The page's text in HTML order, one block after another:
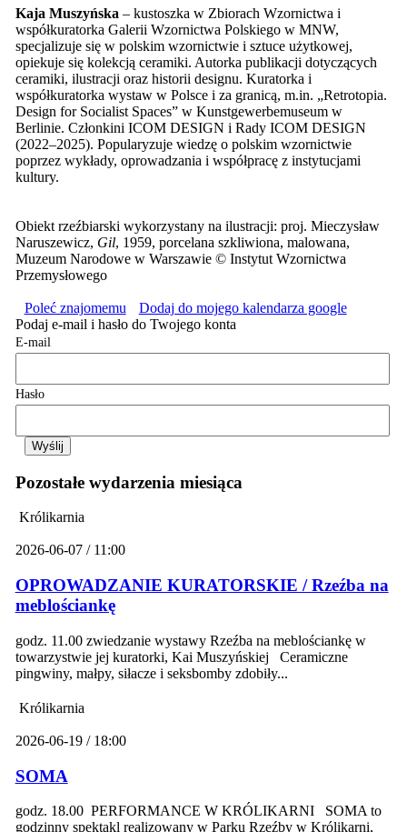
Kaja Muszyńska – kustoszka w Zbiorach Wzornictwa i
współkuratorka Galerii Wzornictwa Polskiego w MNW,
specjalizuje się w polskim wzornictwie i sztuce użytkowej,
opiekuje się kolekcją ceramiki. Autorka publikacji dotyczących
ceramiki, ilustracji oraz historii designu. Kuratorka i
współkuratorka wystaw w Polsce i za granicą, m.in. „Retrotopia.
Design for Socialist Spaces” w Kunstgewerbemuseum w
Berlinie. Członkini ICOM DESIGN i Rady ICOM DESIGN
(2022–2025). Popularyzuje wiedzę o polskim wzornictwie
poprzez wykłady, oprowadzania i współpracę z instytucjami
kultury.
Obiekt rzeźbiarski wykorzystany na ilustracji: proj. Mieczysław
Naruszewicz, Gil, 1959, porcelana szkliwiona, malowana,
Muzeum Narodowe w Warszawie © Instytut Wzornictwa
Przemysłowego
Poleć znajomemu
Dodaj do mojego kalendarza google
Podaj e-mail i hasło do Twojego konta
E-mail
Hasło
Pozostałe wydarzenia miesiąca
Królikarnia
2026-06-07 / 11:00
OPROWADZANIE KURATORSKIE / Rzeźba na
meblościankę
godz. 11.00 zwiedzanie wystawy Rzeźba na meblościankę w
towarzystwie jej kuratorki, Kai Muszyńskiej Ceramiczne
pingwiny, małpy, siłacze i seksbomby zdobiły...
Królikarnia
2026-06-19 / 18:00
SOMA
godz. 18.00 PERFORMANCE W KRÓLIKARNI SOMA to
godzinny spektakl realizowany w Parku Rzeźby w Królikarni,